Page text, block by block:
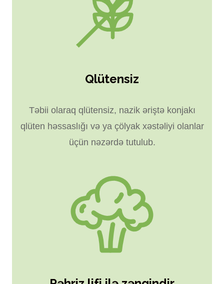
Qlütensiz
Təbii olaraq qlütensiz, nazik əriştə konjakı
qlüten həssaslığı və ya çölyak xəstəliyi olanlar
üçün nəzərdə tutulub.